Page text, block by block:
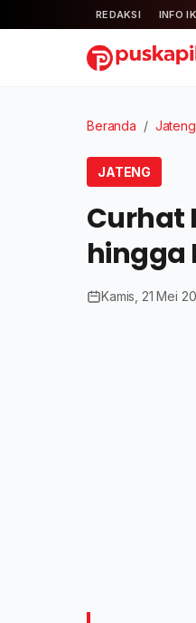
REDAKSI INFO
Beranda / Jateng
JATENG
Curhat
hingga
Kamis, 21 Mei